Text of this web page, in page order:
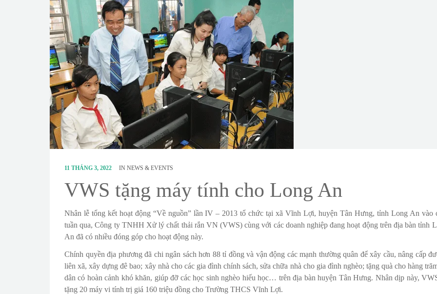
11 THÁNG 3, 2022 IN NEWS & EVENTS
VWS tặng máy tính cho Long An
Nhân lễ tổng kết hoạt động “Về nguồn” lần IV – 2013 tổ chức tại xã Vĩnh Lợi, huyện Tân Hưng, tỉnh Long An vào
tuần qua, Công ty TNHH Xử lý chất thải rắn VN (VWS) cùng với các doanh nghiệp đang hoạt động trên địa bàn tỉnh
An đã có nhiều đóng góp cho hoạt động này.
Chính quyền địa phương đã chi ngân sách hơn 88 tỉ đồng và vận động các mạnh thường quân để xây cầu, nâng cấp
liên xã, xây dựng đê bao; xây nhà cho các gia đình chính sách, sửa chữa nhà cho gia đình nghèo; tặng quà cho hàng
dân có hoàn cảnh khó khăn, giúp đỡ các học sinh nghèo hiếu học… trên địa bàn huyện Tân Hưng. Nhân dịp này,
tặng 20 máy vi tính trị giá 160 triệu đồng cho Trường THCS Vĩnh Lợi.